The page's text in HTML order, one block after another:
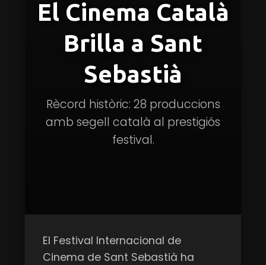
El Cinema Català
Brilla a Sant
Sebastià
Rècord històric: 28 produccions
amb segell català al prestigiós
festival.
El Festival Internacional de
Cinema de Sant Sebastià ha